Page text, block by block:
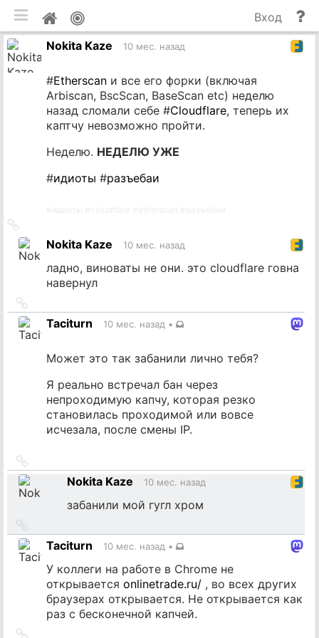
Мой
профиль
и
Вход
Nokita Kaze
10 мес. назад
#Etherscan и все его форки (включая
Arbiscan, BscScan, BaseScan etc) неделю
назад сломали себе #Cloudflare, теперь их
каптчу невозможно пройти.
Неделю. НЕДЕЛЮ УЖЕ
#идиоты #разъебаи
на
источникNokita Kaze 10 мес. назад
ладно, виноваты не они. это cloudflare говна
навернул
на
источник
Taciturn 10 мес. назад •
Может это так забанили лично тебя?
Я реально встречал бан через
непроходимую капчу, которая резко
становилась проходимой или вовсе
исчезала, после смены IP.
на
источникNokita Kaze 10 мес. назад
забанили мой гугл хром
на
источник
Taciturn 10 мес. назад •
У коллеги на работе в Chrome не
открывается onlinetrade.ru/ , во всех других
браузерах открывается. Не открывается как
раз с бесконечной капчей.
мобильная версия